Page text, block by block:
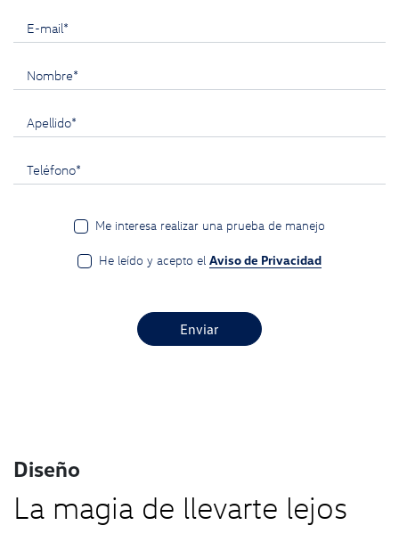
E-mail*
Nombre*
Apellido*
Teléfono*
Me interesa realizar una prueba de manejo
He leído y acepto el Aviso de Privacidad
Enviar
Diseño
La magia de llevarte lejos